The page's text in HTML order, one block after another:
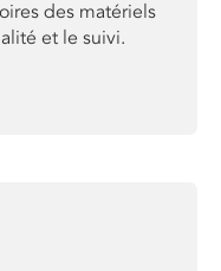
des matériels
et le suivi.